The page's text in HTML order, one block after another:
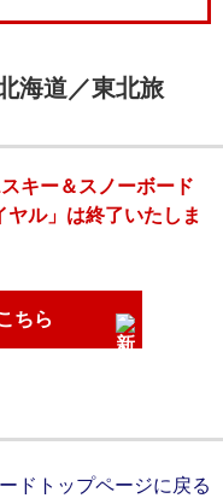
海道／東北旅
キー＆スノーボード
ル」は終了いたしま
ちら
ドトップページに戻る